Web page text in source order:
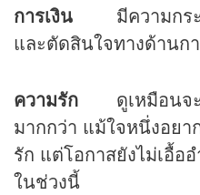
การเงิน มีความกระ
และตัดสินใจทางด้านก
ความรัก ดูเหมือนจะ
มากกว่า แม้ใจหนึ่งอย
รัก แต่โอกาสยังไม่เอื้อ
ในช่วงนี้